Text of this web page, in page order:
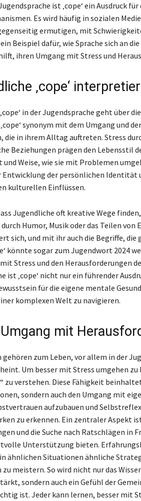
ist ‚cope‘ ein Ausdruck
Es wird häufig in sozialen
ermutigen, mit
Beispiel dafür, wie Sprache sich an
ihren Umgang mit Stress und
‚cope‘
in der Jugendsprache geht über
synonym mit dem Umgang und
die in ihrem Alltag auftreten. Stress
Beziehungen prägen den Lebensstil
und Weise, wie sie mit Problemen
Entwicklung der persönlichen Identität
kulturellen Einflüssen.
Jugendliche oft kreative Wege
Humor, Musik oder das Teilen von
sich, und mit ihr auch die Begriffe,
könnte sogar zum Jugendwort 2024
Stress und den Herausforderungen
ist ‚cope‘ nicht nur ein führender
für die eigene mentale
komplexen Welt zu navigieren.
mit
zum Leben, vor allem in der
Um besser mit Stress umgehen
zu verstehen. Diese Fähigkeit
sondern auch den Umgang mit
aufzubauen und
zu erkennen. Ein zentraler Aspekt
und die Suche nach Ratschlägen in
Unterstützung bieten.
in ähnlichen Situationen ähnliche
meistern. So wird nicht nur das
sondern auch ein Gefühl der
ist. Jeder kann lernen, besser mit